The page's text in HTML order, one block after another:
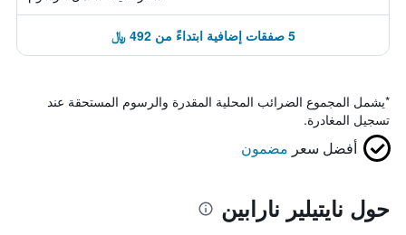
5 صفقات إضافية ابتداءً من 492 ﷼
*يشمل المجموع الضرائب المحلية المقدرة والرسوم المستحقة عند
تسجيل المغادرة.
أفضل سعر مضمون
حول نايتيلير نارابين